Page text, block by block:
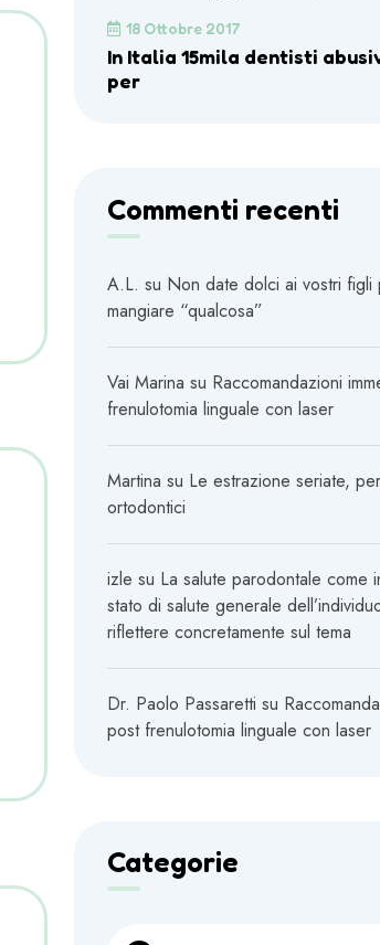
18 Ottobre 2017
In Italia 15mila dentisti
per
Commenti recenti
A.L. su Non date dolci ai vostri figli
mangiare “qualcosa”
Vai Marina su Raccomandazioni
frenulotomia linguale con laser
Martina su Le estrazione seriate,
ortodontici
izle su La salute parodontale come
stato di salute generale
riflettere concretamente sul tema
Dr. Paolo Passaretti su
post frenulotomia linguale con laser
Categorie